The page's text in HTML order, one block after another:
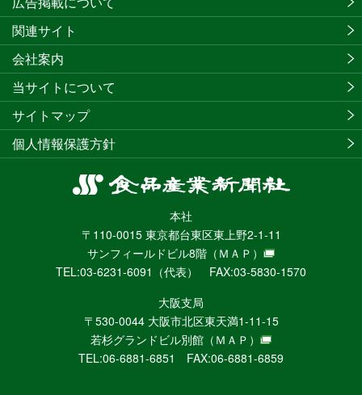
食
産
業
新
聞
社
ニ
ュ
ー
本社
〒110-0015 東京都台東区東上野2-1-11
サンフィールドビル8階 （ＭＡＰ）
TEL:03-6231-6091（代表） FAX:03-5830-1570
大阪支局
〒530-0044 大阪市北区東天満1-11-15
若杉グランドビル別館 （ＭＡＰ）
TEL:06-6881-6851 FAX:06-6881-6859
関連サイト
会社案内
当サイトについて
サイトマップ
個人情報保護方針